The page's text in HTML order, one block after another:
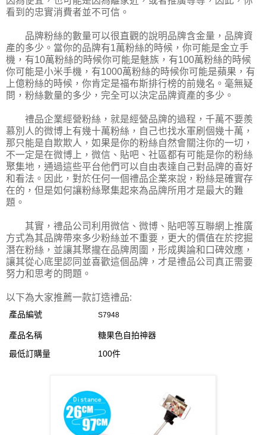
看到的忠實消費者並不可信。
品牌粉絲的數量可以很直觀的說明品牌含金量，品牌資
產的多少。當你的品牌有1萬粉絲的時候，你可能是金立手
機，有10萬粉絲的時候你可能是魅族，有100萬粉絲的時候
你可能是小米手機，有1000萬粉絲的時候你可能是蘋果，有
上億粉絲的時候，你肯定是福布斯排行榜的前幾名。毫無疑
問，粉絲數量的多少，完全可以決定品牌資產的多少。
禮品企業經營粉絲，就是經營品牌的過程，千萬不要羨
慕別人的微博上有幾十萬粉絲，自己也找水軍刷個幾十萬，
那只能是自欺欺人，如果是你的粉絲自然會關注你的一切，
不一定是在微博上，微信、貼吧、社區都有可能是你的粉絲
聚集地，通過這些平台他們可以自由表達自己對品牌的喜好
和看法。因此，對於任何一個禮品企業來說，粉絲是確實存
在的，但是如何讓粉絲聚集起來為品牌所用才是最大的難
題。
其實，禮品公司利用微信、微博、貼吧等互聯網上推廣
方式為其品牌帶來多少粉絲並不重要，更大的價值在於挖掘
潛在粉絲，並讓其聚攏在品牌周圍，形成輿論和口碑效應，
讓其從心底里認同並喜歡這個品牌，才是禮品公司真正需要
努力和思考的問題。
以下為大家推薦一款訂造禮品:
產品編號 S7948
產品名稱
糖果色自拍神器
最低訂購量
100件